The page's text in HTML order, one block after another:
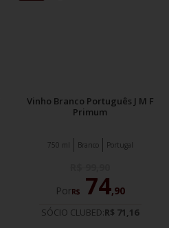
Vinho Branco Português J M F
Primum
Branco Portugal
750 ml
PorR$ 74,90
SÓCIO CLUBED:R$ 71,16